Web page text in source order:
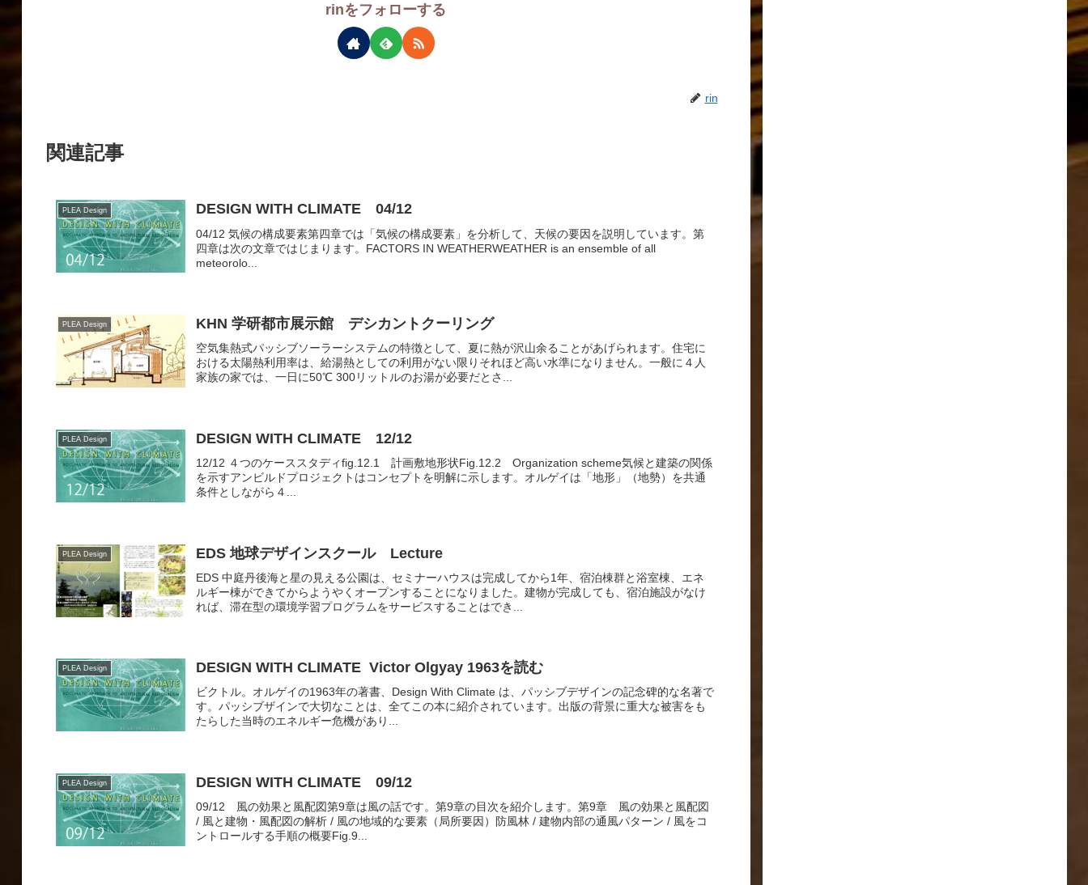
rinをフォローする
rin
関連記事
PLEA Design DESIGN WITH CLIMATE 04/12
04/12 気候の構成要素第四章では「気候の構成要素」を分析して、天候の要因を説明しています。第
四章は次の文章ではじまります。FACTORS IN WEATHERWEATHER is an ensemble of all
meteorolo...
PLEA Design KHN 学研都市展示館 デシカントクーリング
空気集熱式パッシブソーラーシステムの特徴として、夏に熱が沢山余ることがあげられます。住宅に
おける太陽熱利用率は、給湯熱としての利用がない限りそれほど高い水準になりません。一般に４人
家族の家では、一日に50℃ 300リットルのお湯が必要だとさ...
PLEA Design DESIGN WITH CLIMATE 12/12
12/12 ４つのケーススタディfig.12.1 計画敷地形状Fig.12.2 Organization scheme気候と建築の関係
を示すアンビルドプロジェクトはコンセプトを明解に示します。オルゲイは「地形」（地勢）を共通
条件としながら４...
PLEA Design EDS 地球デザインスクール Lecture
EDS 中庭丹後海と星の見える公園は、セミナーハウスは完成してから1年、宿泊棟群と浴室棟、エネ
ルギー棟ができてからようやくオープンすることになりました。建物が完成しても、宿泊施設がなけ
れば、滞在型の環境学習プログラムをサービスすることはでき...
PLEA Design DESIGN WITH CLIMATE Victor Olgyay 1963を読む
ビクトル。オルゲイの1963年の著書、Design With Climate は、パッシブデザインの記念碑的な名著で
す。パッシブザインで大切なことは、全てこの本に紹介されています。出版の背景に重大な被害をも
たらした当時のエネルギー危機があり...
PLEA Design DESIGN WITH CLIMATE 09/12
09/12 風の効果と風配図第9章は風の話です。第9章の目次を紹介します。第9章 風の効果と風配図
/ 風と建物・風配図の解析 / 風の地域的な要素（局所要因）防風林 / 建物内部の通風パターン / 風をコ
ントロールする手順の概要Fig.9...